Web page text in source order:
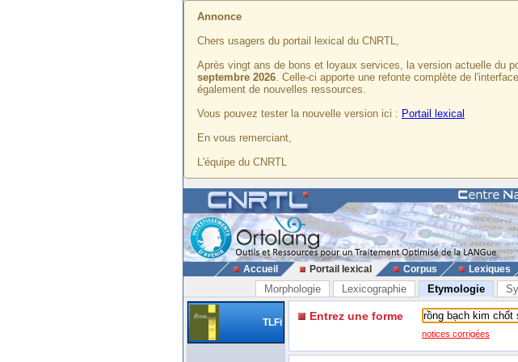
Annonce
Chers usagers du portail lexical du CNRTL,
Après vingt ans de bons et loyaux services, la version actuelle du
septembre 2026. Celle-ci apporte une refonte complète de
également de nouvelles ressources.
Vous pouvez tester la nouvelle version ici : Portail lexical
En vous remerciant,
L'équipe du CNRTL
Accueil Portail lexical Corpus Lexiques
Morphologie Lexicographie Etymologie
TLFi Entrez une forme
notices corrigées